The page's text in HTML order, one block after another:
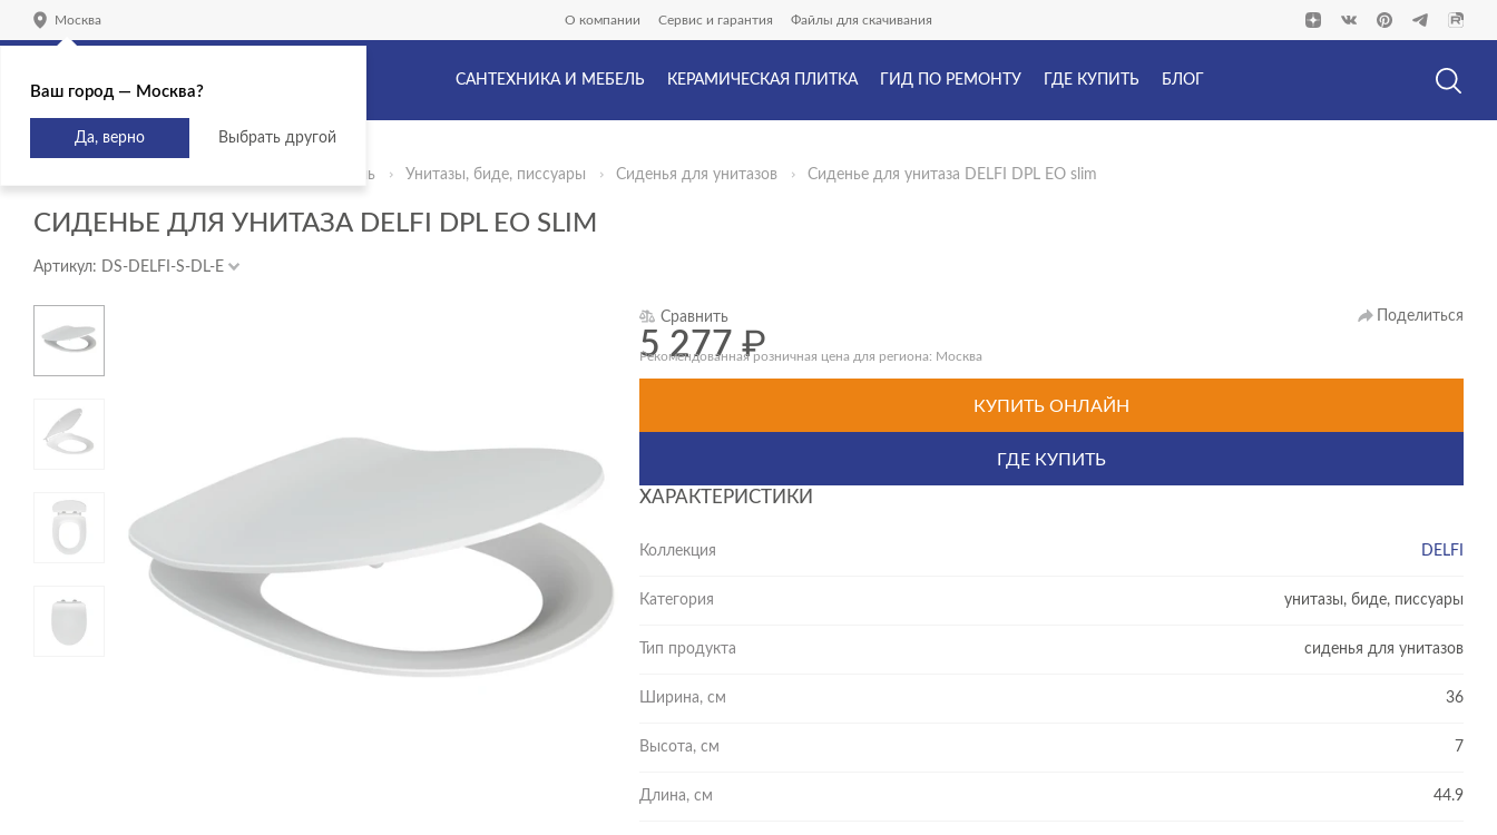
Москва О компании Сервис и гарантия Файлы для скачивания
САНТЕХНИКА И МЕБЕЛЬ КЕРАМИЧЕСКАЯ ПЛИТКА ГИД ПО РЕМОНТУ ГДЕ КУПИТЬ БЛОГ
Сантехника и мебель Унитазы, биде, писсуары Сиденья для унитазов Сиденье для унитаза DELFI DPL EO slim
СИДЕНЬЕ ДЛЯ УНИТАЗА DELFI DPL EO SLIM
Артикул: DS-DELFI-S-DL-E
ХАРАКТЕРИСТИКИ
Коллекция DELFI
Категория унитазы, биде, писсуары
Тип продукта сиденья для унитазов
Ширина, см 36
Высота, см 7
Длина, см 44.9
Сравнить Поделиться
5 277₽
Рекомендованная розничная цена для региона: Москва
КУПИТЬ ОНЛАЙН
ГДЕ КУПИТЬ
Ваш город — Москва?
Да, верно Выбрать другой